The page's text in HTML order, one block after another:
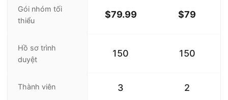
Gói nhóm tối
thiểu
$79.99 $79
Hồ sơ trình
duyệt
150 150
Thành viên 3 2